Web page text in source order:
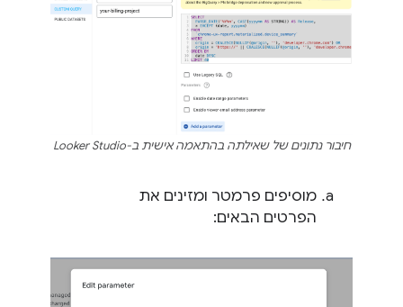
חיבור נתונים של שאילתה בהתאמה אישית ב-Looker Studio
מוסיפים פרמטר ומזינים את
הפרטים הבאים: